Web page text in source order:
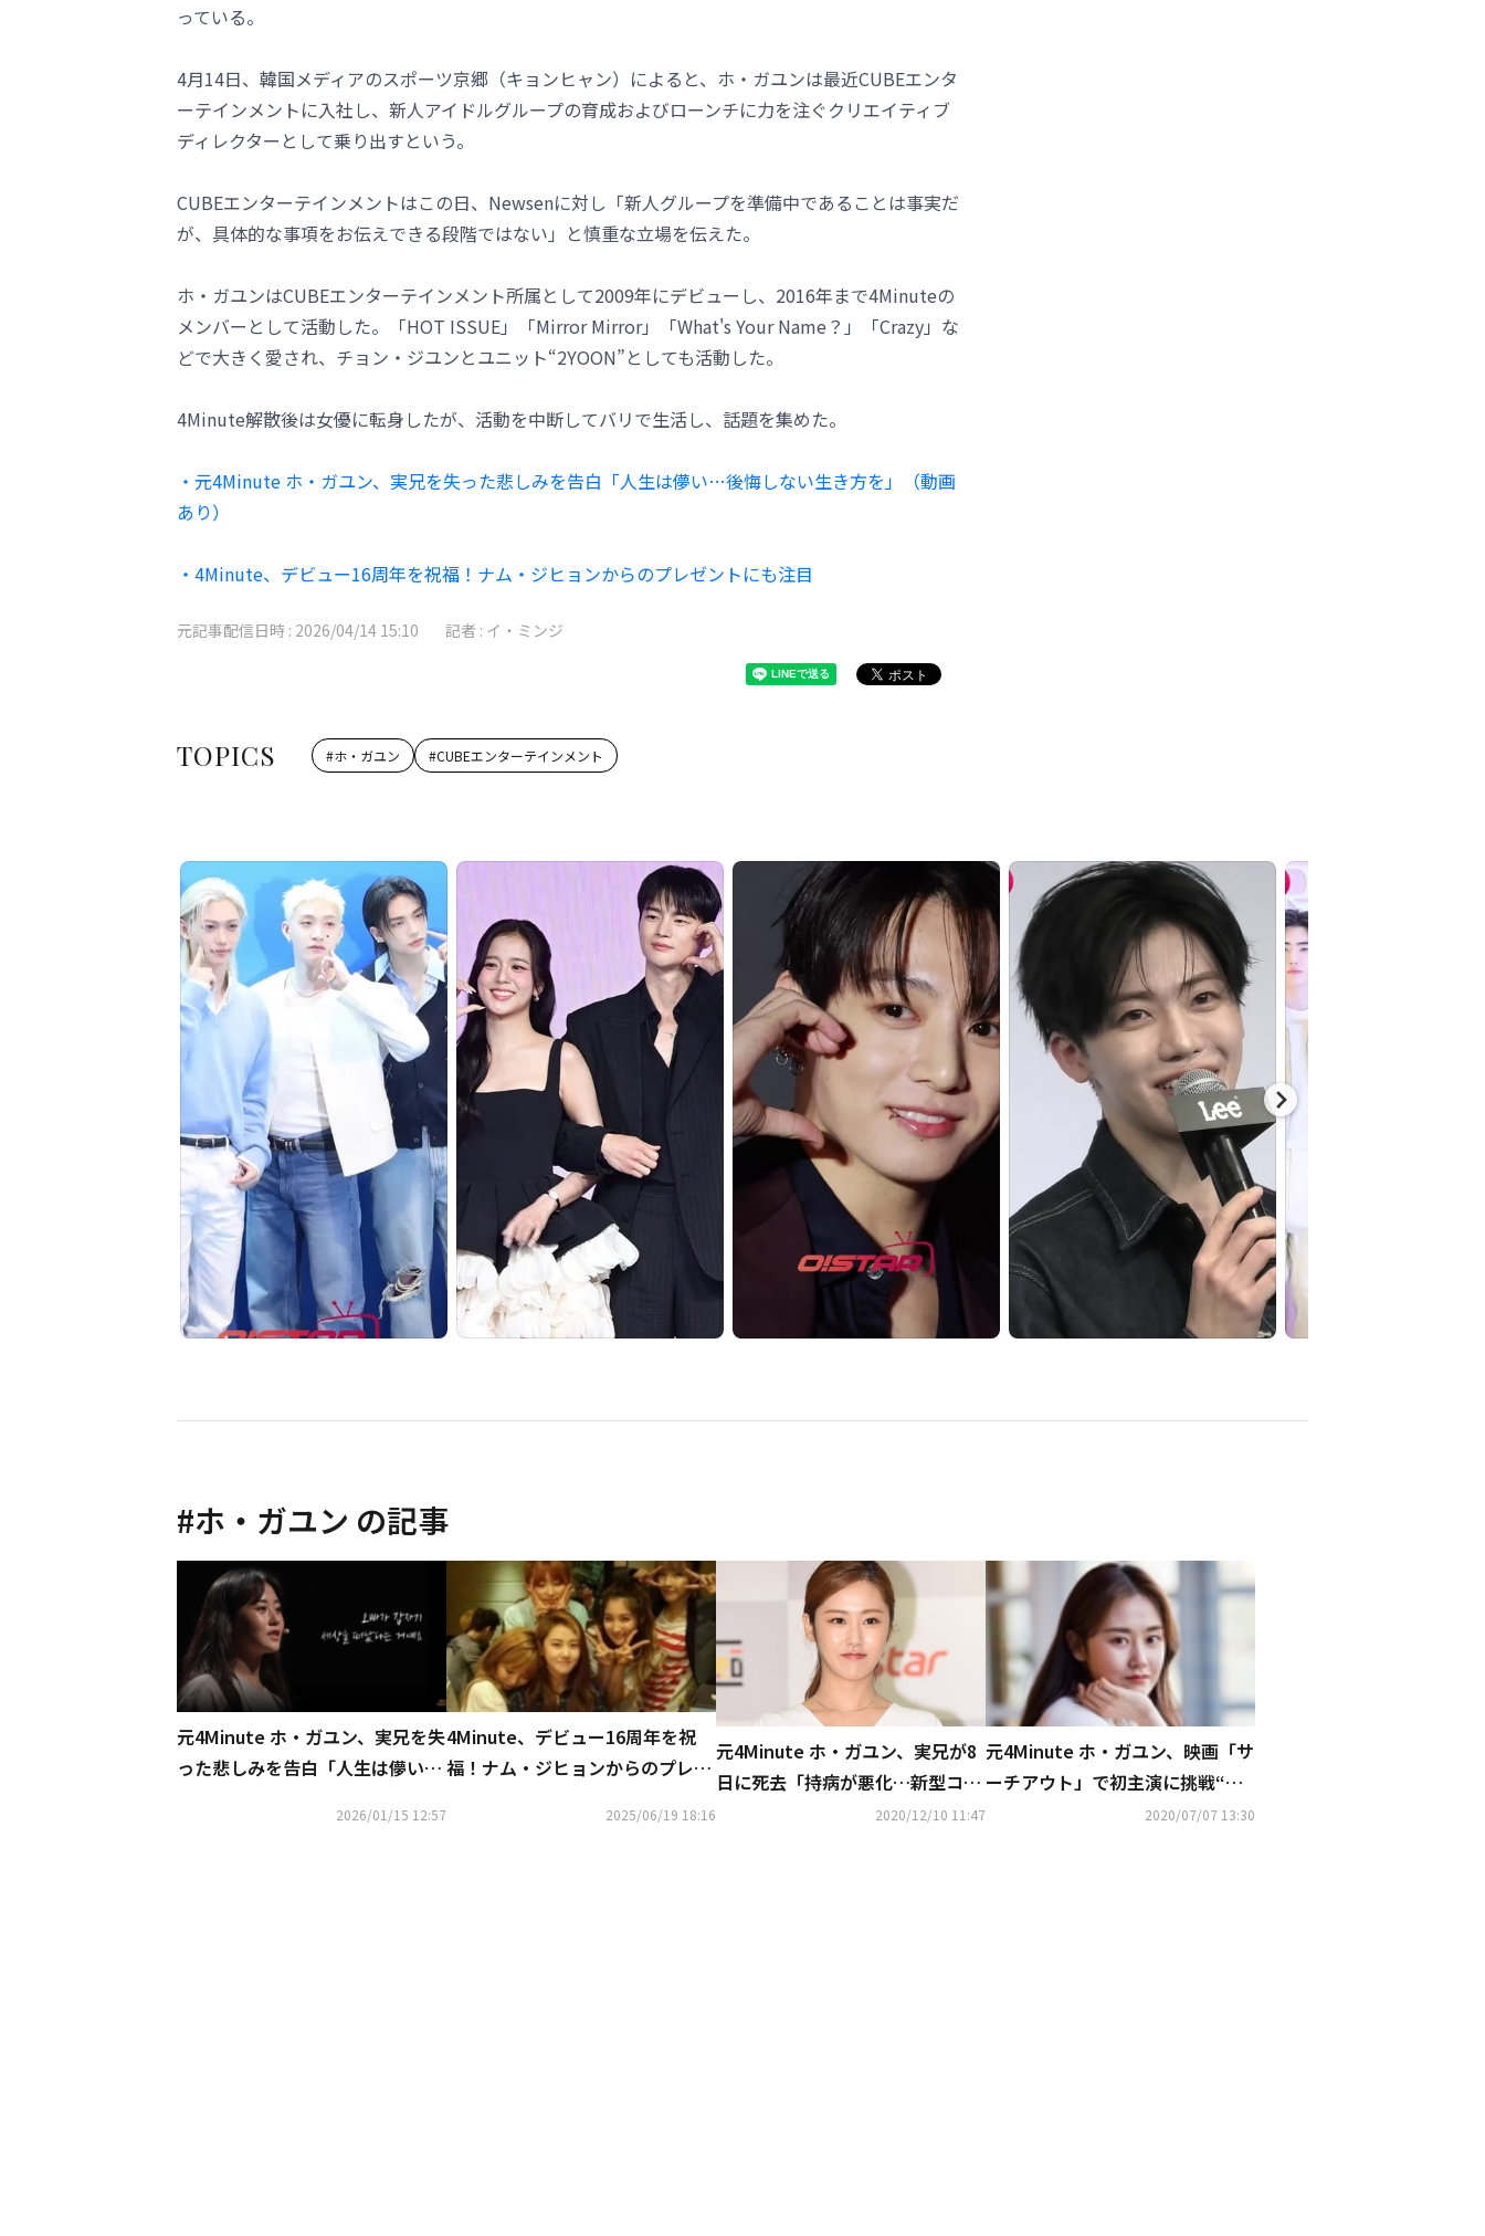
っている。
4月14日、韓国メディアのスポーツ京郷（キョンヒャン）によると、ホ・ガユンは最近CUBEエンタ
ーテインメントに入社し、新人アイドルグループの育成およびローンチに力を注ぐクリエイティブ
ディレクターとして乗り出すという。
CUBEエンターテインメントはこの日、Newsenに対し「新人グループを準備中であることは事実だ
が、具体的な事項をお伝えできる段階ではない」と慎重な立場を伝えた。
ホ・ガユンはCUBEエンターテインメント所属として2009年にデビューし、2016年まで4Minuteの
メンバーとして活動した。「HOT ISSUE」「Mirror Mirror」「What's Your Name？」「Crazy」な
どで大きく愛され、チョン・ジユンとユニット“2YOON”としても活動した。
4Minute解散後は女優に転身したが、活動を中断してバリで生活し、話題を集めた。
・元4Minute ホ・ガユン、実兄を失った悲しみを告白「人生は儚い…後悔しない生き方を」（動画
あり）
・4Minute、デビュー16周年を祝福！ナム・ジヒョンからのプレゼントにも注目
元記事配信日時 : 2026/04/14 15:10 記者 : イ・ミンジ
TOPICS #ホ・ガユン #CUBEエンターテインメント
#ホ・ガユン の記事
元4Minute ホ・ガユン、実兄を失
った悲しみを告白「人生は儚い…
2026/01/15 12:57
4Minute、デビュー16周年を祝
福！ナム・ジヒョンからのプレゼ
2025/06/19 18:16
元4Minute ホ・ガユン、実兄が8
日に死去「持病が悪化…新型コロ
ナウイルスは無関係」2020/12/10 11:47
元4Minute ホ・ガユン、映画「サ
ーチアウト」で初主演に挑戦“も
ともと女優が夢でした”2020/07/07 13:30